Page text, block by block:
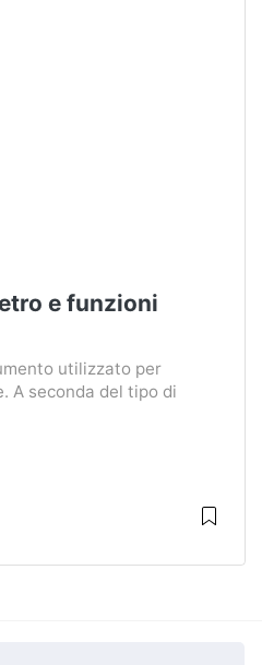
e funzioni
utilizzato per
A seconda del tipo di